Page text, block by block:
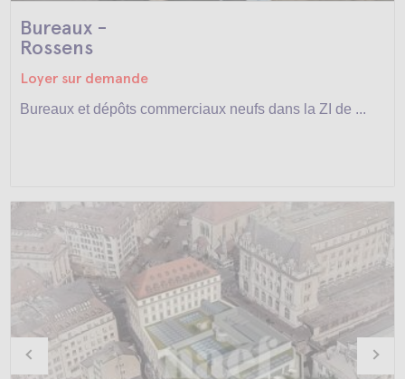
Bureaux -
Rossens
Loyer sur demande
Bureaux et dépôts commerciaux neufs dans la ZI de ...